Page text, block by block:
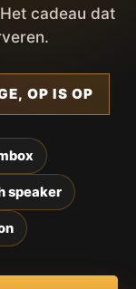
cadeau dat
OP IS OP
speaker